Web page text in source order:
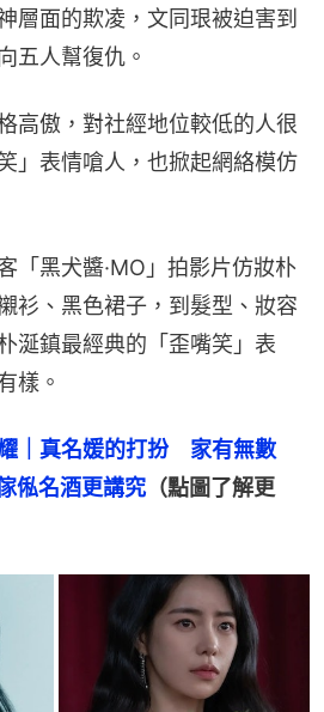
層面的欺凌，文同珢被迫害到
五人幫復仇。
高傲，對社經地位較低的人很
」表情嗆人，也掀起網絡模仿
「黑犬醬·MO」拍影片仿妝朴
衫、黑色裙子，到髮型、妝容
涎鎮最經典的「歪嘴笑」表
樣。
｜真名媛的打扮　家有無數
俬名酒更講究（點圖了解更